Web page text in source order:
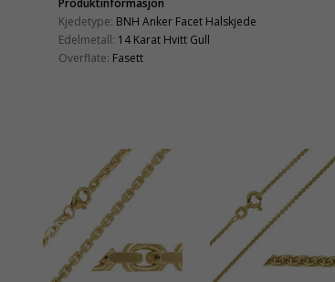
Kjedetype: BNH Anker Facet Halskjede
Edelmetall: 14 Karat Hvitt Gull
Overflate: Fasett